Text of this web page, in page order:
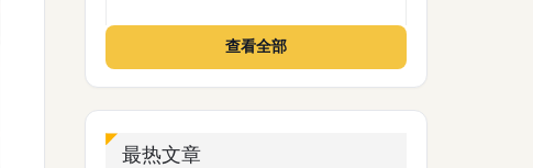
查看全部
最热文章